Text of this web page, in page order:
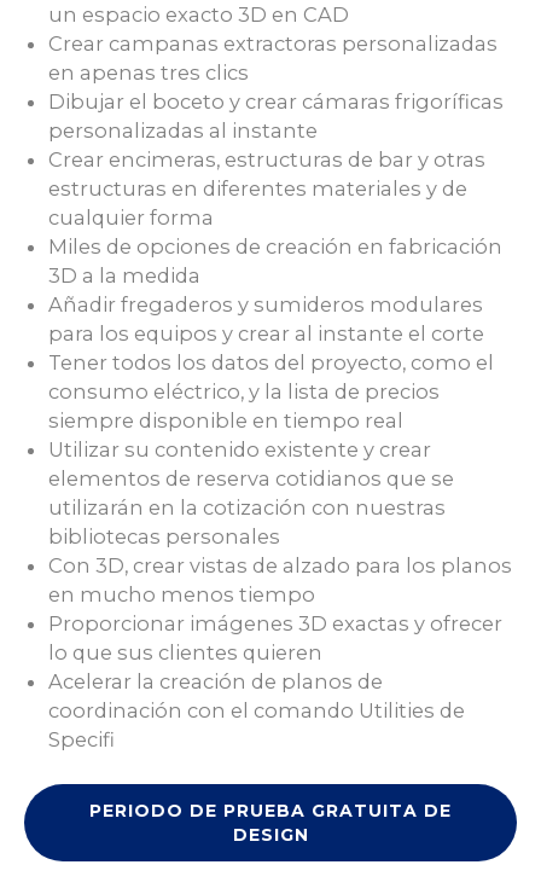
un espacio exacto 3D en CAD
Crear campanas extractoras personalizadas
en apenas tres clics
Dibujar el boceto y crear cámaras frigoríficas
personalizadas al instante
Crear encimeras, estructuras de bar y otras
estructuras en diferentes materiales y de
cualquier forma
Miles de opciones de creación en fabricación
3D a la medida
Añadir fregaderos y sumideros modulares
para los equipos y crear al instante el corte
Tener todos los datos del proyecto, como el
consumo eléctrico, y la lista de precios
siempre disponible en tiempo real
Utilizar su contenido existente y crear
elementos de reserva cotidianos que se
utilizarán en la cotización con nuestras
bibliotecas personales
Con 3D, crear vistas de alzado para los planos
en mucho menos tiempo
Proporcionar imágenes 3D exactas y ofrecer
lo que sus clientes quieren
Acelerar la creación de planos de
coordinación con el comando Utilities de
Specifi
PERIODO DE PRUEBA GRATUITA DE
DESIGN